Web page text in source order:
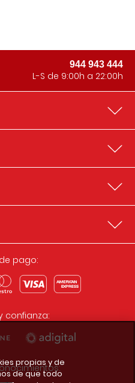
944 943 444
L-S de 9:00h a 22:00h
pago:
confianza:
propias y de
de que todo